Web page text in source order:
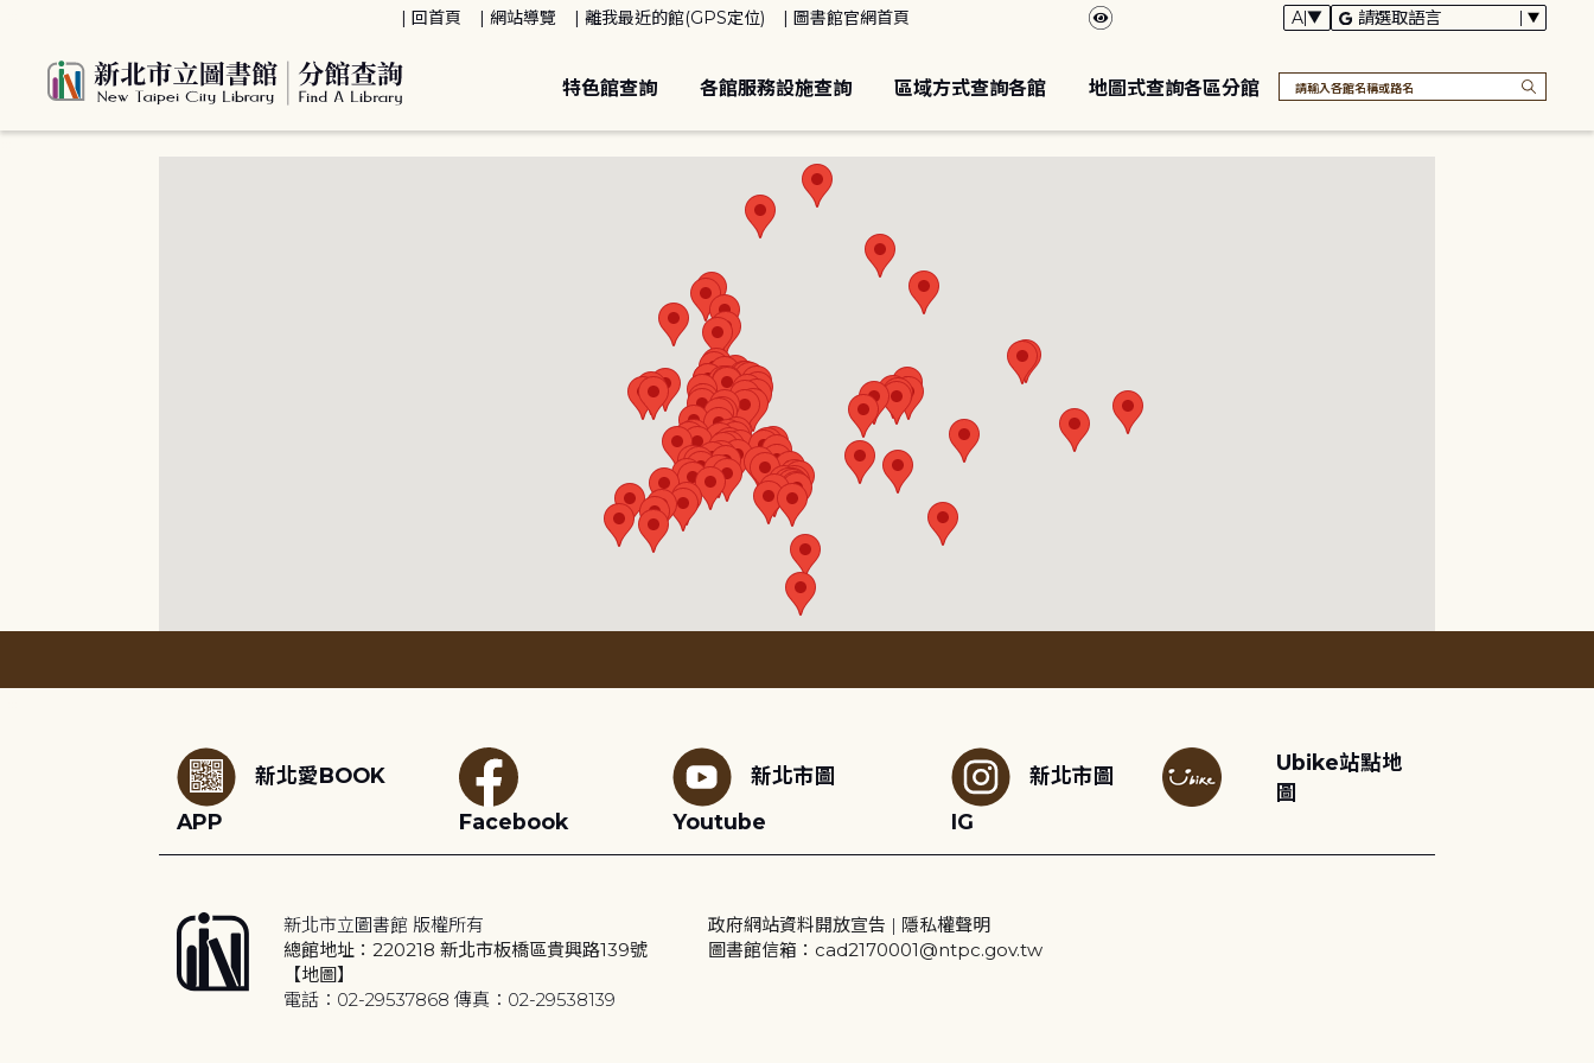
回首頁 網站導覽 離我最近的館(GPS定位) 圖書館官網首頁
特色館查詢 各館服務設施查詢 區域方式查詢各館 地圖式查詢各區分館
新北愛BOOK
APP
Facebook
新北市圖
Youtube
新北市圖
IG
Ubike站點地
圖
新北市立圖書館 版權所有
總館地址：220218 新北市板橋區貴興路139號
【地圖】
電話：02-29537868 傳真：02-29538139
政府網站資料開放宣告 | 隱私權聲明
圖書館信箱：cad2170001@ntpc.gov.tw